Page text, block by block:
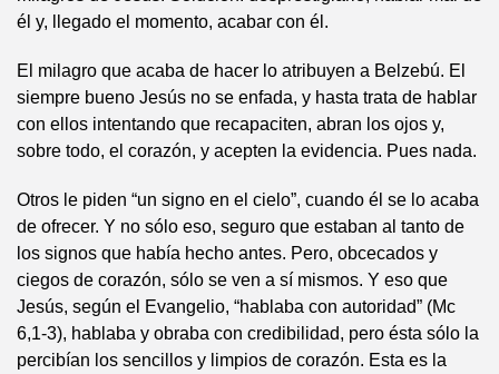
él y, llegado el momento, acabar con él.
El milagro que acaba de hacer lo atribuyen a Belzebú. El
siempre bueno Jesús no se enfada, y hasta trata de hablar
con ellos intentando que recapaciten, abran los ojos y,
sobre todo, el corazón, y acepten la evidencia. Pues nada.
Otros le piden “un signo en el cielo”, cuando él se lo acaba
de ofrecer. Y no sólo eso, seguro que estaban al tanto de
los signos que había hecho antes. Pero, obcecados y
ciegos de corazón, sólo se ven a sí mismos. Y eso que
Jesús, según el Evangelio, “hablaba con autoridad” (Mc
6,1-3), hablaba y obraba con credibilidad, pero ésta sólo la
percibían los sencillos y limpios de corazón. Esta es la